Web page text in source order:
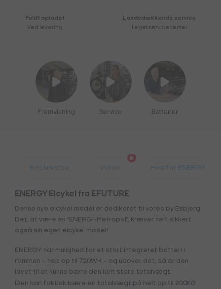
Fuldt opladet
Ved levering
Landsdækkende service
I eget servicecenter
Fremvisning Service Batterier
Beskrivelse Video Hvorfor ENERGY
ENERGY Elcykel fra EFUTURE
Denne nye elcykel model er dedikeret til vores by Esbjerg.
Det, at være en “ENERGI-Metropol”, kræver helt sikkert
også sin egen elcykel model!
ENERGY har mulighed for et stort integreret batteri i
rammen – helt op til 720WH – og udover det, så er den
lavet til at kunne bære den helt store totalvægt.
Den kan faktisk bære en totalvægt på helt op til 200KG